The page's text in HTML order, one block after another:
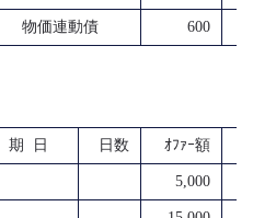
物価連動債 600
期 日 日数 ｵﾌｧｰ額
5,000